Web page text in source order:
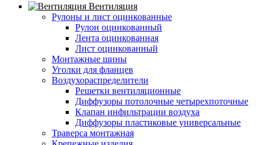
Вентиляция
Рулоны и лист оцинкованные
Рулон оцинкованный
Лента оцинкованная
Лист оцинкованный
Монтажные шины
Уголки для фланцев
Воздухораспределители
Решетки вентиляционные
Диффузоры потолочные четырехпоточные
Клапан инфильтрации воздуха
Диффузоры пластиковые универсальные
Траверса монтажная